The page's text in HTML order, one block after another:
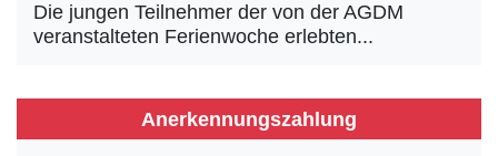
Die jungen Teilnehmer der von der AGDM
veranstalteten Ferienwoche erlebten...
Anerkennungszahlung